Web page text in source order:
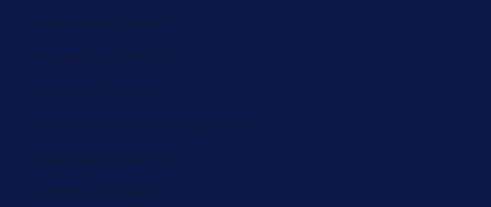
Argentina (ZAR R)
Armenia (ZAR R)
Aruba (ZAR R)
Ascension Island (ZAR R)
Australia (ZAR R)
Austria (ZAR R)